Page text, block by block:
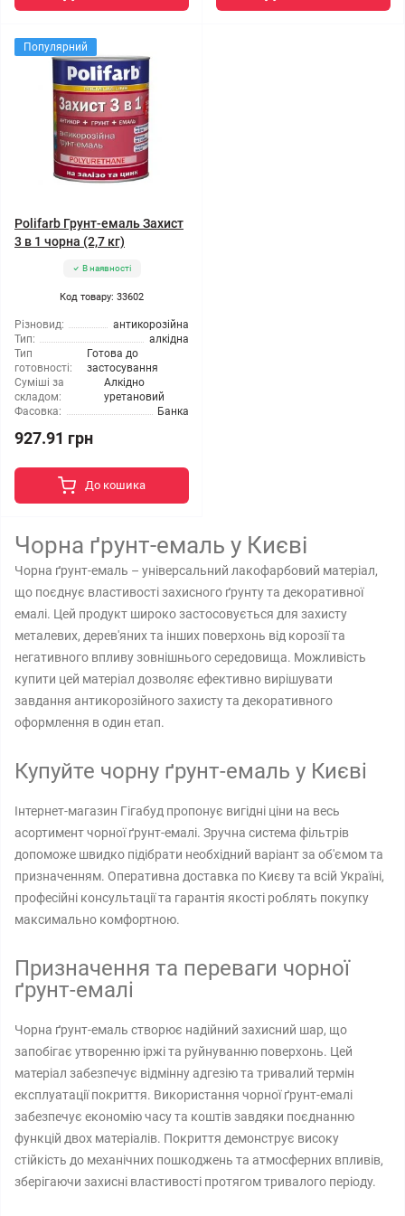
Популярний
Polifarb Грунт-емаль Захист
3 в 1 чорна (2,7 кг)
В наявності
Код товару: 33602
Різновид:
антикорозійна
Тип:
алкідна
Тип
готовності:
Готова до
застосування
Суміші за
складом:
Алкідно
уретановий
Фасовка:
Банка
927.91 грн
До кошика
Чорна ґрунт-емаль у Києві
Чорна ґрунт-емаль – універсальний лакофарбовий матеріал,
що поєднує властивості захисного ґрунту та декоративної
емалі. Цей продукт широко застосовується для захисту
металевих, дерев'яних та інших поверхонь від корозії та
негативного впливу зовнішнього середовища. Можливість
купити цей матеріал дозволяє ефективно вирішувати
завдання антикорозійного захисту та декоративного
оформлення в один етап.
Купуйте чорну ґрунт-емаль у Києві
Інтернет-магазин Гігабуд пропонує вигідні ціни на весь
асортимент чорної ґрунт-емалі. Зручна система фільтрів
допоможе швидко підібрати необхідний варіант за об'ємом та
призначенням. Оперативна доставка по Києву та всій Україні,
професійні консультації та гарантія якості роблять покупку
максимально комфортною.
Призначення та переваги чорної
ґрунт-емалі
Чорна ґрунт-емаль створює надійний захисний шар, що
запобігає утворенню іржі та руйнуванню поверхонь. Цей
матеріал забезпечує відмінну адгезію та тривалий термін
експлуатації покриття. Використання чорної ґрунт-емалі
забезпечує економію часу та коштів завдяки поєднанню
функцій двох матеріалів. Покриття демонструє високу
стійкість до механічних пошкоджень та атмосферних впливів,
зберігаючи захисні властивості протягом тривалого періоду.